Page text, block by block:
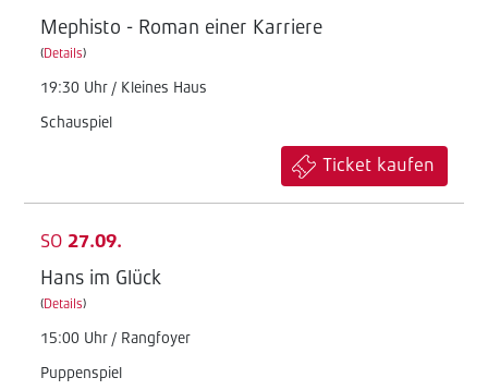
Mephisto - Roman einer Karriere
(Details)
19:30 Uhr / Kleines Haus
Schauspiel
Ticket kaufen
SO 27.09.
Hans im Glück
(Details)
15:00 Uhr / Rangfoyer
Puppenspiel